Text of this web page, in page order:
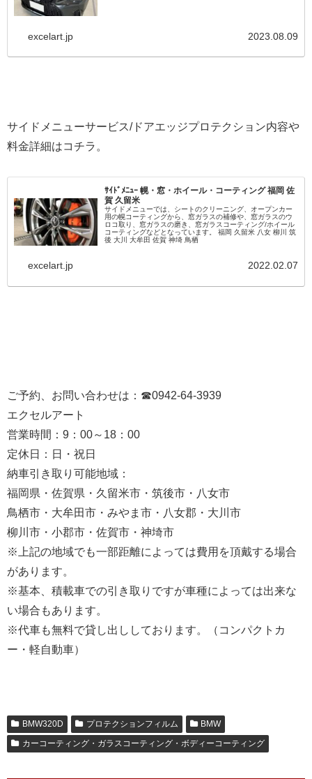
excelart.jp 2023.08.09
サイドメニューサービス/ドアエッジプロテクション内容や
料金詳細はコチラ。
ｻｲﾄﾞﾒﾆｭｰ 幌・窓・ホイール・コーティング 福岡 佐
賀 久留米
サイドメニューでは、シートのクリーニング、オープンカー
用の幌コーティングから、窓ガラスの補修や、窓ガラスのウ
ロコ取り、窓ガラスの磨き、窓ガラスコーティング/ホイール
コーティングなどとなっています。 福岡 久留米 八女 柳川 筑
後 大川 大牟田 佐賀 神埼 鳥栖
excelart.jp 2022.02.07
ご予約、お問い合わせは：☎0942-64-3939
エクセルアート
営業時間：9：00～18：00
定休日：日・祝日
納車引き取り可能地域：
福岡県・佐賀県・久留米市・筑後市・八女市
鳥栖市・大牟田市・みやま市・八女郡・大川市
柳川市・小郡市・佐賀市・神埼市
※上記の地域でも一部距離によっては費用を頂戴する場合
があります。
※基本、積載車での引き取りですが車種によっては出来な
い場合もあります。
※代車も無料で貸し出ししております。（コンパクトカ
ー・軽自動車）
BMW320D プロテクションフィルム
BMW
カーコーティング・ガラスコーティング・ボディーコーティング